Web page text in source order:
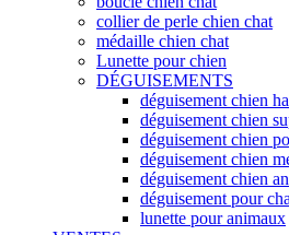
collier de perle chien chat
médaille chien chat
Lunette pour chien
DÉGUISEMENTS
déguisement chien
déguisement chien
déguisement chien
déguisement chien
déguisement chien
déguisement pour
lunette pour animaux